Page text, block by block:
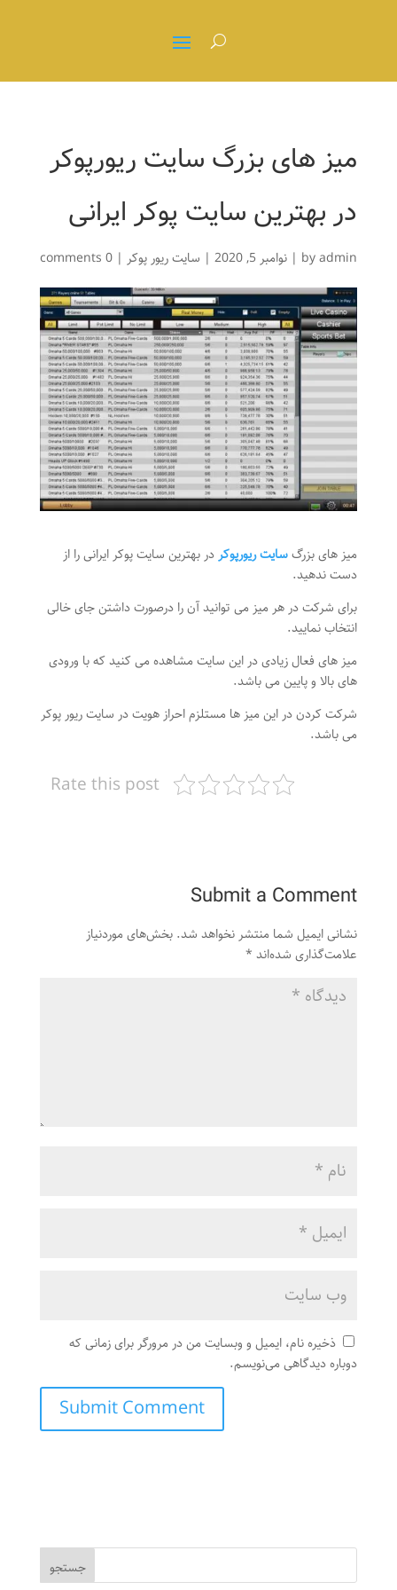
میز های بزرگ سایت ریورپوکر
در بهترین سایت پوکر ایرانی
byadmin
| نوامبر 5, 2020 | سایت ریور پوکر|
0 comments
میز های بزرگسایت ریورپوکردر بهترین سایت پوکر ایرانی را از
دست ندهید.
برای شرکت در هر میز می توانید آن را درصورت داشتن جای خالی
انتخاب نمایید.
میز های فعال زیادی در این سایت مشاهده می کنید که با ورودی
های بالا و پایین می باشد.
شرکت کردن در این میز ها مستلزم احراز هویت در سایت ریور پوکر
می باشد.
Rate this post
Submit a Comment
نشانی ایمیل شما منتشر نخواهد شد. بخش‌های موردنیاز
علامت‌گذاری شده‌اند *
ذخیره نام، ایمیل و وبسایت من در مرورگر برای زمانی که
دوباره دیدگاهی می‌نویسم.